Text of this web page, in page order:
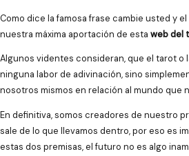
Como dice la famosa frase cambie usted y
nuestra máxima aportación de esta web del
Algunos videntes consideran, que el tarot o
ninguna labor de adivinación, sino
nosotros mismos en relación al mundo que
En definitiva, somos creadores de nuestro
sale de lo que llevamos dentro, por eso es
estas dos premisas, el futuro no es algo